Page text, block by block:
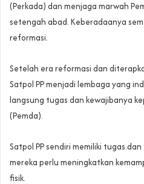
(Perkada) dan menjaga marwah
setengah abad. Keberadaanya
reformasi.
Setelah era reformasi dan
Satpol PP menjadi lembaga yang
langsung tugas dan kewajibanya
(Pemda).
Satpol PP sendiri memiliki tugas
mereka perlu meningkatkan
fisik.